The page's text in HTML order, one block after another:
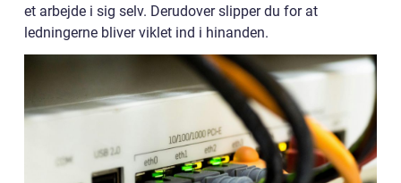
et arbejde i sig selv. Derudover slipper du for at
ledningerne bliver viklet ind i hinanden.